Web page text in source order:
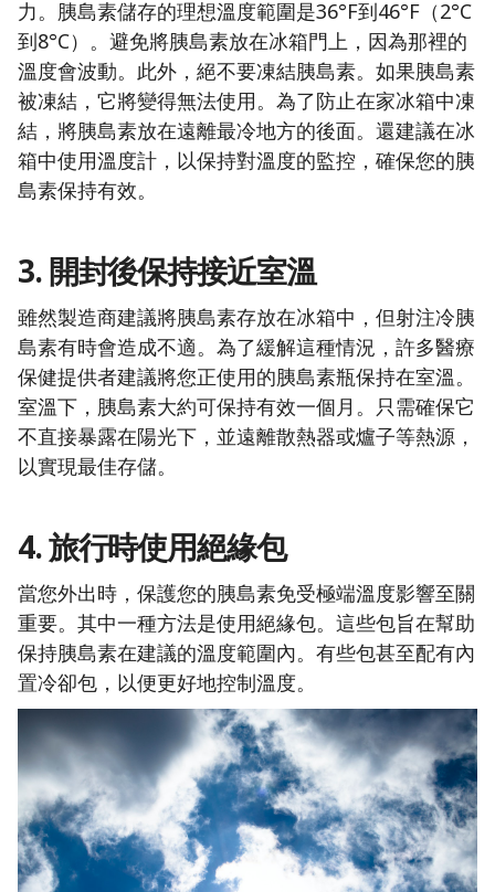
力。胰島素儲存的理想溫度範圍是36°F到46°F（2°C
到8°C）。避免將胰島素放在冰箱門上，因為那裡的
溫度會波動。此外，絕不要凍結胰島素。如果胰島素
被凍結，它將變得無法使用。為了防止在家冰箱中凍
結，將胰島素放在遠離最冷地方的後面。還建議在冰
箱中使用溫度計，以保持對溫度的監控，確保您的胰
島素保持有效。
3. 開封後保持接近室溫
雖然製造商建議將胰島素存放在冰箱中，但射注冷胰
島素有時會造成不適。為了緩解這種情況，許多醫療
保健提供者建議將您正使用的胰島素瓶保持在室溫。
室溫下，胰島素大約可保持有效一個月。只需確保它
不直接暴露在陽光下，並遠離散熱器或爐子等熱源，
以實現最佳存儲。
4. 旅行時使用絕緣包
當您外出時，保護您的胰島素免受極端溫度影響至關
重要。其中一種方法是使用絕緣包。這些包旨在幫助
保持胰島素在建議的溫度範圍內。有些包甚至配有內
置冷卻包，以便更好地控制溫度。